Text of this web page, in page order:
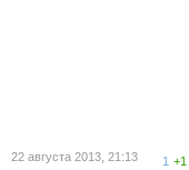
22 августа 2013, 21:13 1 +1